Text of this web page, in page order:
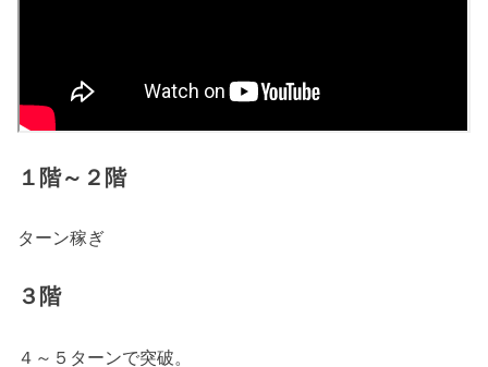
１階～２階
ターン稼ぎ
３階
４～５ターンで突破。